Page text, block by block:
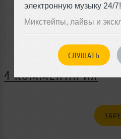
электронную музыку 24/7!
Микстейпы, лайвы и
СЛУШАТЬ
4 КОММЕНТАРИЯ